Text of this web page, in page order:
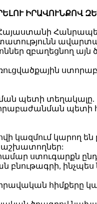
ԻՐԱՎՈՒՆՔՈՎ
է Հայաստանի
զբաղեցնող այն
պետի տեղակալը.
կարող են
ստուգարքն
ինչպես
հիմքերը